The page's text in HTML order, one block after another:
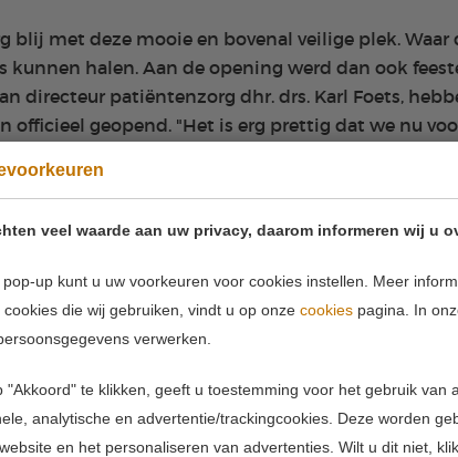
veel waarde aan uw privacy, daarom informeren wij u
pop-up kunt u uw voorkeuren voor cookies instellen. Meer
cookies die wij gebruiken, vindt u op onze cookies pagina. In
verwerken.
"Akkoord" te klikken, geeft u toestemming voor het gebruik van
analytische en advertentie/trackingcookies. Deze worden
en het personaliseren van advertenties. Wilt u dit niet,
blij met deze mooie en bovenal veilige plek.
kunnen halen. Aan de opening werd dan ook
directeur patiëntenzorg dhr. drs. Karl Foets,
officieel geopend. "Het is erg prettig dat we nu
opname buiten kunnen spelen en even het